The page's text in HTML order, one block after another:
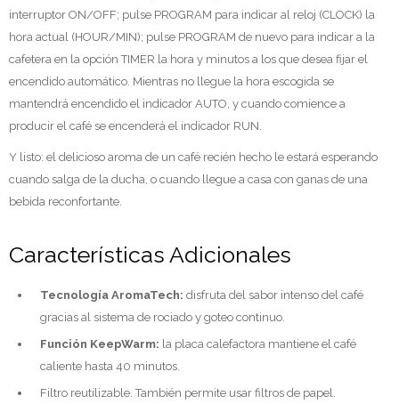
interruptor ON/OFF; pulse PROGRAM para indicar al reloj (CLOCK) la
hora actual (HOUR/MIN); pulse PROGRAM de nuevo para indicar a la
cafetera en la opción TIMER la hora y minutos a los que desea fijar el
encendido automático. Mientras no llegue la hora escogida se
mantendrá encendido el indicador AUTO, y cuando comience a
producir el café se encenderá el indicador RUN.
Y listo: el delicioso aroma de un café recién hecho le estará esperando
cuando salga de la ducha, o cuando llegue a casa con ganas de una
bebida reconfortante.
Características Adicionales
Tecnología AromaTech: disfruta del sabor intenso del café
gracias al sistema de rociado y goteo continuo.
Función KeepWarm: la placa calefactora mantiene el café
caliente hasta 40 minutos.
Filtro reutilizable. También permite usar filtros de papel.